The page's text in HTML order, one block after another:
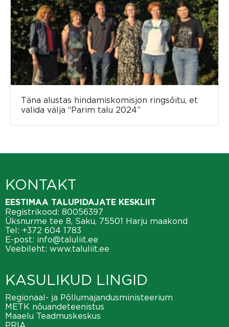
Täna alustas hindamiskomisjon ringsõitu, et
valida välja “Parim talu 2024”
KONTAKT
EESTIMAA TALUPIDAJATE KESKLIIT
Registrikood: 80056397
Üksnurme tee 8, Saku, 75501 Harju maakond
Tel: +372 604 1783
E-post: info@taluliit.ee
Veebileht: www.taluliit.ee
KASULIKUD LINGID
Regionaal- ja Põllumajandusministeerium
METK nõuandeteenistus
Maaelu Teadmuskeskus
PRIA